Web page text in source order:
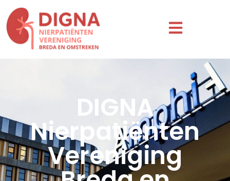
DIGNA
Nierpatiënten
Vereniging